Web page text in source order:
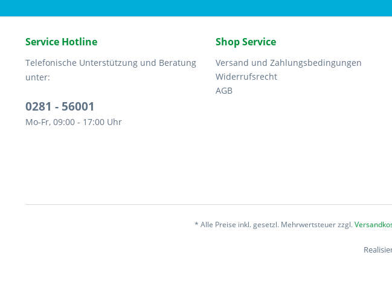
Service Hotline
Telefonische Unterstützung und Beratung
unter:
0281 - 56001
Mo-Fr, 09:00 - 17:00 Uhr
Shop Service
Versand und Zahlungsbedingungen
Widerrufsrecht
AGB
* Alle Preise inkl. gesetzl. Mehrwertsteuer zzgl.